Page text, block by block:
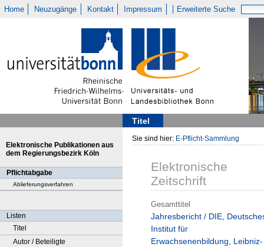
Home Neuzugänge Kontakt Impressum Erweiterte Suche
Titel
Elektronische Publikationen aus
dem Regierungsbezirk Köln
Pflichtabgabe
Ablieferungsverfahren
Listen
Titel
Autor / Beteiligte
Sie sind hier: E-Pflicht-Sammlung
Elektronische
Zeitschrift
Gesamttitel
Jahresbericht / DIE,
Institut für
Erwachsenenbildung, Leibniz-